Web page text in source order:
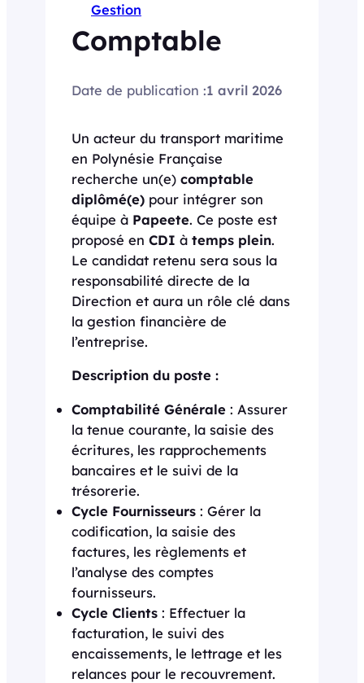
Gestion
Comptable
Date de publication :1 avril 2026
Un acteur du transport maritime
en Polynésie Française
recherche un(e) comptable
diplômé(e) pour intégrer son
équipe à Papeete. Ce poste est
proposé en CDI à temps plein.
Le candidat retenu sera sous la
responsabilité directe de la
Direction et aura un rôle clé dans
la gestion financière de
l’entreprise.
Description du poste :
Comptabilité Générale : Assurer
la tenue courante, la saisie des
écritures, les rapprochements
bancaires et le suivi de la
trésorerie.
Cycle Fournisseurs : Gérer la
codification, la saisie des
factures, les règlements et
l’analyse des comptes
fournisseurs.
Cycle Clients : Effectuer la
facturation, le suivi des
encaissements, le lettrage et les
relances pour le recouvrement.